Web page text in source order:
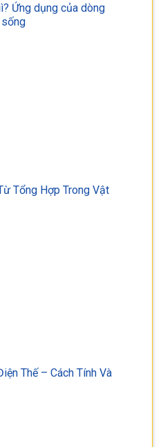
Ứng dụng của dòng
Tổng Hợp Trong Vật
Thế – Cách Tính Và